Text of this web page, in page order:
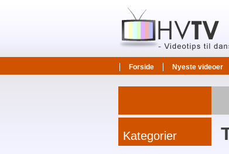
Forside Nyeste videoer
Kategorier